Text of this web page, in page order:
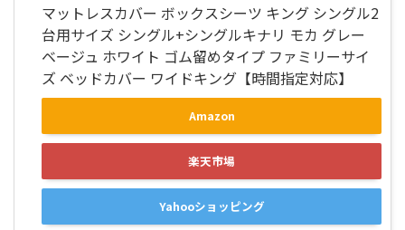
マットレスカバー ボックスシーツ キング シングル2
台用サイズ シングル+シングルキナリ モカ グレー
ベージュ ホワイト ゴム留めタイプ ファミリーサイ
ズ ベッドカバー ワイドキング【時間指定対応】
Amazon
楽天市場
Yahooショッピング